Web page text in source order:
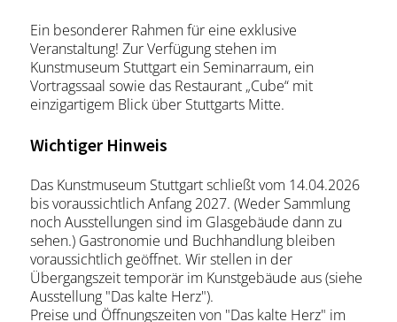
Ein besonderer Rahmen für eine exklusive
Veranstaltung! Zur Verfügung stehen im
Kunstmuseum Stuttgart ein Seminarraum, ein
Vortragssaal sowie das Restaurant „Cube“ mit
einzigartigem Blick über Stuttgarts Mitte.
Wichtiger Hinweis
Das Kunstmuseum Stuttgart schließt vom 14.04.2026
bis voraussichtlich Anfang 2027. (Weder Sammlung
noch Ausstellungen sind im Glasgebäude dann zu
sehen.) Gastronomie und Buchhandlung bleiben
voraussichtlich geöffnet. Wir stellen in der
Übergangszeit temporär im Kunstgebäude aus (siehe
Ausstellung "Das kalte Herz").
Preise und Öffnungszeiten von "Das kalte Herz" im